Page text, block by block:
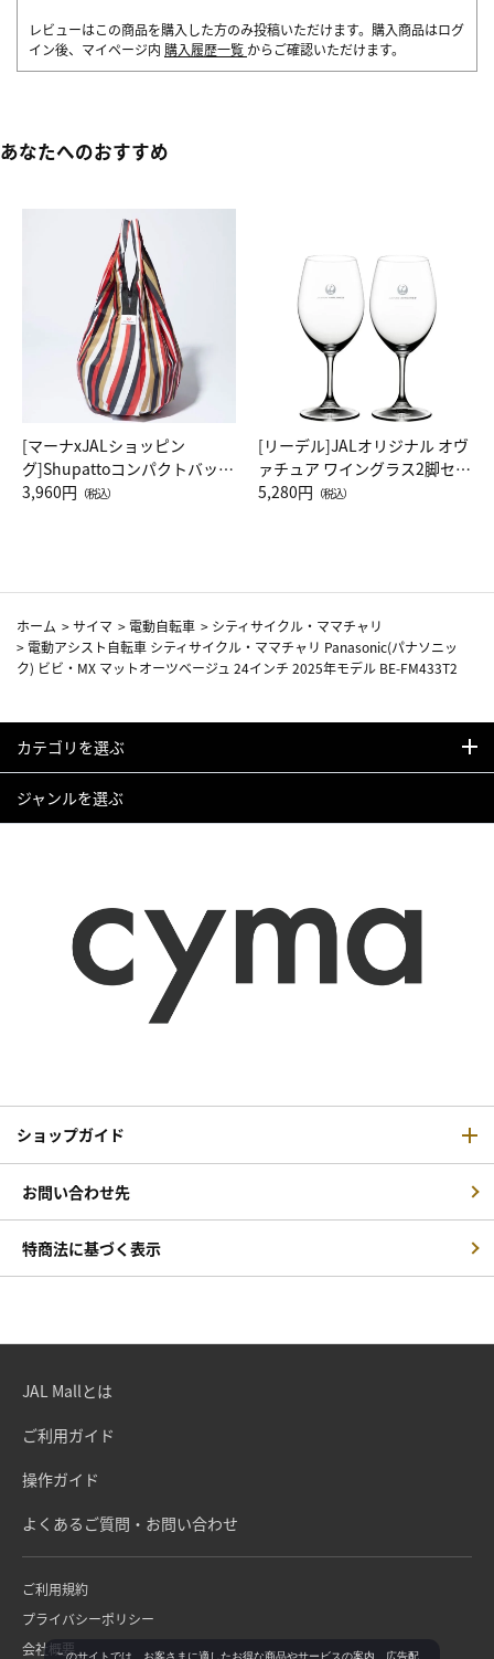
レビューはこの商品を購入した方のみ投稿いただけます。購入商品はログ
イン後、マイページ内 購入履歴一覧 からご確認いただけます。
あなたへのおすすめ
[マーナxJALショッピン
グ]Shupattoコンパクトバッグ
Drop JAL客室乗務員（LC）ス
3,960円 （税込）
[リーデル]JALオリジナル オヴ
ァチュア ワイングラス2脚セッ
ト（レッドワイン）
5,280円 （税込）
ホーム >サイマ > 電動自転車 > シティサイクル・ママチャリ
> 電動アシスト自転車 シティサイクル・ママチャリ Panasonic(パナソニッ
ク) ビビ・MX マットオーツベージュ 24インチ 2025年モデル BE-FM433T2
カテゴリを選ぶ
ジャンルを選ぶ
ショップガイド
お問い合わせ先
特商法に基づく表示
JAL Mallとは
ご利用ガイド
操作ガイド
よくあるご質問・お問い合わせ
ご利用規約
プライバシーポリシー
会社概要このサイトでは、お客さまに適したお得な商品やサービスの案内、広告配